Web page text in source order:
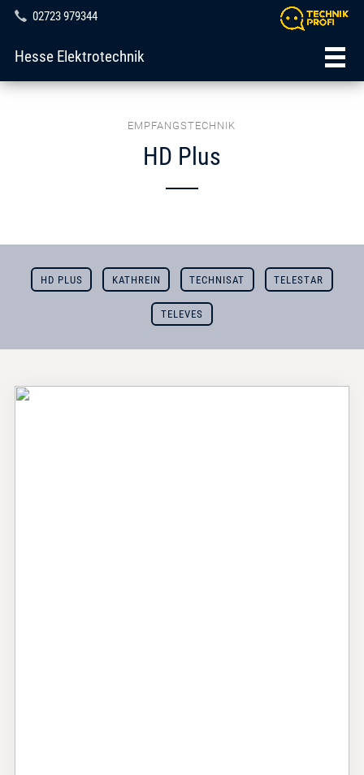
02723 979344
Hesse Elektrotechnik
EMPFANGSTECHNIK
HD Plus
HD PLUS KATHREIN TECHNISAT TELESTAR
TELEVES